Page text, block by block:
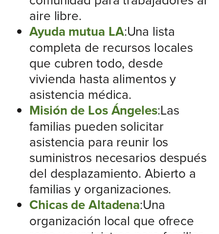
aire libre.
Ayuda mutua LA:Una lista
completa de recursos locales
que cubren todo, desde
vivienda hasta alimentos y
asistencia médica.
Misión de Los Ángeles:Las
familias pueden solicitar
asistencia para reunir los
suministros necesarios después
del desplazamiento. Abierto a
familias y organizaciones.
Chicas de Altadena:Una
organización local que ofrece